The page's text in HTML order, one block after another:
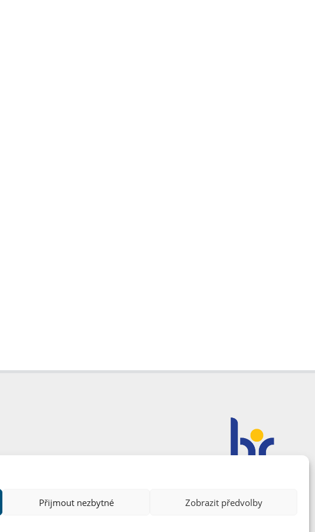
Přijmout nezbytné Zobrazit předvolby